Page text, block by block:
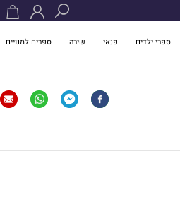
ספרי ילדים פנאי שירה ספרים למנויים